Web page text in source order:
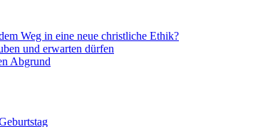
Weg in eine neue christliche Ethik?
und erwarten dürfen
Abgrund